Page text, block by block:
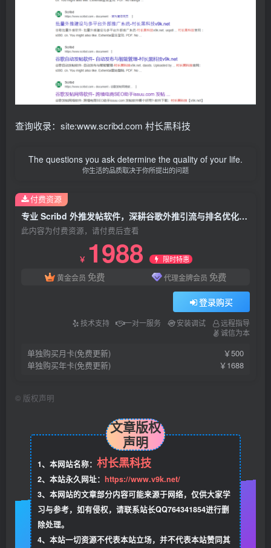
查询收录：site:www.scribd.com 村长黑科技
The questions you ask determine the quality of your life.
你生活的品质取决于你所提出的问题
专业 Scribd 外推发帖软件，深耕谷歌外推引流与排名优化核心需求
此内容为付费资源，请付费后查看
￥ 1988 限时特惠
黄金会员 免费 代理金牌会员 免费
登录购买
技术支持 一对一服务 安装调试
远程指导
诚信为本
单独购买月卡(免费更新)
￥500
单独购买年卡(免费更新)
￥1688
付费资源
© 版权声明
文章版权
声明
1、本网站名称： 村长黑科技
2、本站永久网址： https://www.v9k.net/
3、本网站的文章部分内容可能来源于网络，仅供大家学
习与参考，如有侵权，请联系站长QQ764341854进行删
除处理。
4、本站一切资源不代表本站立场，并不代表本站赞同其